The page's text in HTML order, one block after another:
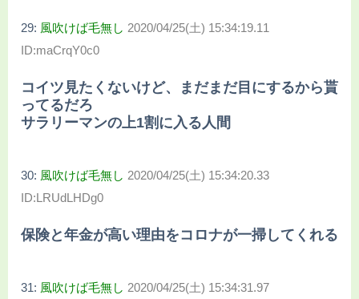
29: 風吹けば毛無し 2020/04/25(土) 15:34:19.11
ID:maCrqY0c0
コイツ見たくないけど、まだまだ目にするから貰
ってるだろ
サラリーマンの上1割に入る人間
30: 風吹けば毛無し 2020/04/25(土) 15:34:20.33
ID:LRUdLHDg0
保険と年金が高い理由をコロナが一掃してくれる
31: 風吹けば毛無し 2020/04/25(土) 15:34:31.97